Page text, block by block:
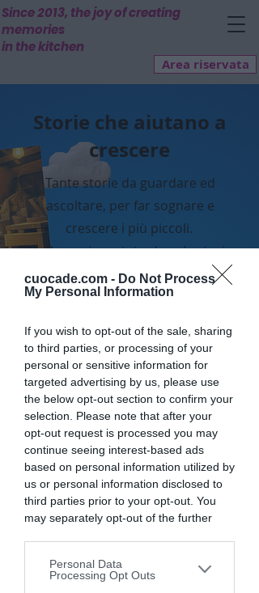
cuocade.com - Do Not Process
My Personal Information
If you wish to opt-out of the sale, sharing
to third parties, or processing of your
personal or sensitive information for
targeted advertising by us, please use
the below opt-out section to confirm your
selection. Please note that after your
opt-out request is processed you may
continue seeing interest-based ads
based on personal information utilized by
us or personal information disclosed to
third parties prior to your opt-out. You
may separately opt-out of the further
downstream participants. This
information may also be disclosed by us
Personal Data
Processing Opt Outs
Since 2013, the joy of creating
memories
in the kitchen
Area riservata
Storie che aiutano a
crescere
Tante storie da guardare ed
ascoltare, per far sognare e
crescere i più piccoli.
Un luogo incantato dove le storie
prendono vita attraverso la
fantasia!
avvincenti che ho creato
appositamente per voi e i vostri
bambini. Ogni racconto è pensato
per educare, ispirare e divertire,
offrendo preziose lezioni di vita
mentre ci avventuriamo insieme nei
mondi fantastici che ho
immaginato.
Storie che aiutano a crescare - storie e
racconti per bambini